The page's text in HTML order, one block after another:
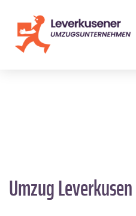
Umzug Leverkusen